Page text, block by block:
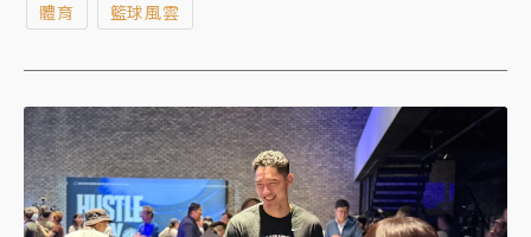
4強。
體育 籃球風雲